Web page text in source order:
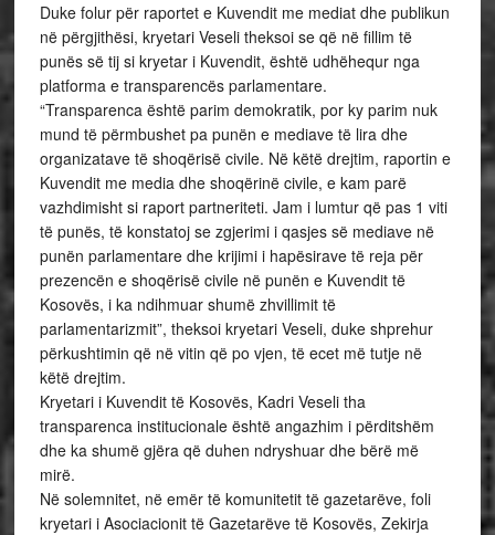
Duke folur për raportet e Kuvendit me mediat dhe publikun
në përgjithësi, kryetari Veseli theksoi se që në fillim të
punës së tij si kryetar i Kuvendit, është udhëhequr nga
platforma e transparencës parlamentare.
“Transparenca është parim demokratik, por ky parim nuk
mund të përmbushet pa punën e mediave të lira dhe
organizatave të shoqërisë civile. Në këtë drejtim, raportin e
Kuvendit me media dhe shoqërinë civile, e kam parë
vazhdimisht si raport partneriteti. Jam i lumtur që pas 1 viti
të punës, të konstatoj se zgjerimi i qasjes së mediave në
punën parlamentare dhe krijimi i hapësirave të reja për
prezencën e shoqërisë civile në punën e Kuvendit të
Kosovës, i ka ndihmuar shumë zhvillimit të
parlamentarizmit”, theksoi kryetari Veseli, duke shprehur
përkushtimin që në vitin që po vjen, të ecet më tutje në
këtë drejtim.
Kryetari i Kuvendit të Kosovës, Kadri Veseli tha
transparenca institucionale është angazhim i përditshëm
dhe ka shumë gjëra që duhen ndryshuar dhe bërë më
mirë.
Në solemnitet, në emër të komunitetit të gazetarëve, foli
kryetari i Asociacionit të Gazetarëve të Kosovës, Zekirja